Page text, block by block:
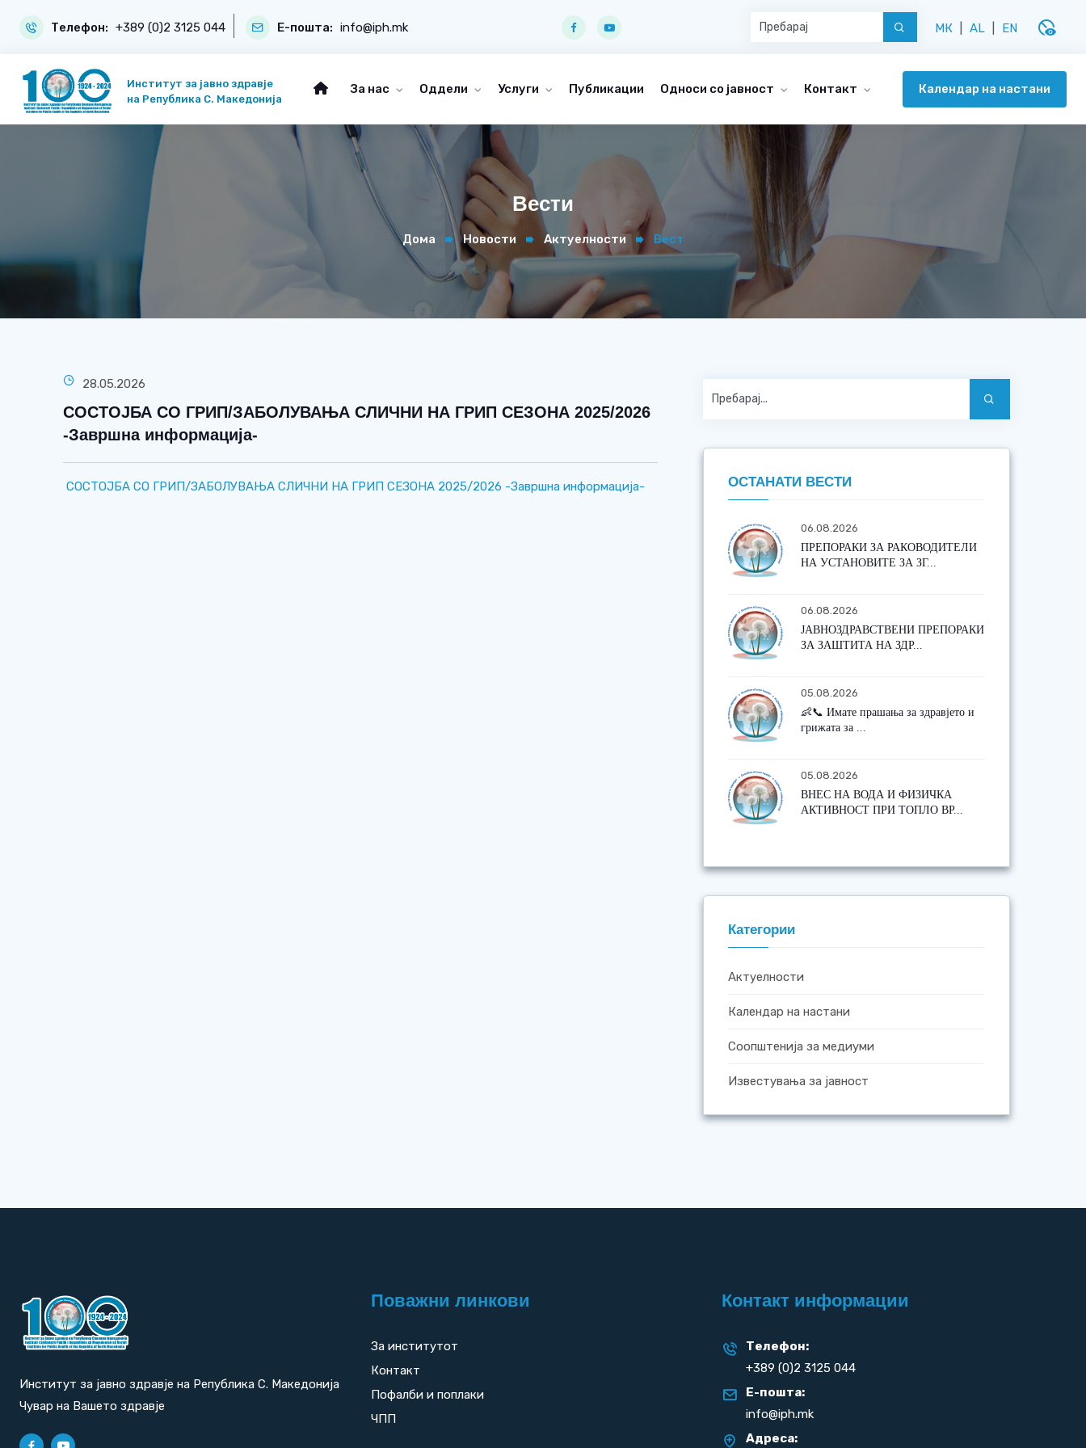
Телефон: +389 (0)2 3125 044 Е-пошта: info@iph.mk МК AL EN disabled_visible
Институт за јавно здравје
на Република С. Македонија
За нас Оддели Услуги Публикации Односи со јавност Контакт Календар на настани
Вести
Дома Новости Актуелности Вест
28.05.2026
СОСТОЈБА СО ГРИП/ЗАБОЛУВАЊА СЛИЧНИ НА ГРИП СЕЗОНА 2025/2026
-Завршна информација-
СОСТОЈБА СО ГРИП/ЗАБОЛУВАЊА СЛИЧНИ НА ГРИП СЕЗОНА 2025/2026 -Завршна информација- ОСТАНАТИ ВЕСТИ
06.08.2026
ПРЕПОРАКИ ЗА РАКОВОДИТЕЛИ
НА УСТАНОВИТЕ ЗА ЗГ...
06.08.2026
ЈАВНОЗДРАВСТВЕНИ ПРЕПОРАКИ
ЗА ЗАШТИТА НА ЗДР...
05.08.2026
👶📞 Имате прашања за здравјето и
грижата за ...
05.08.2026
ВНЕС НА ВОДА И ФИЗИЧКА
АКТИВНОСТ ПРИ ТОПЛО ВР...
Категории
Актуелности
Календар на настани
Соопштенија за медиуми
Известувања за јавност
Институт за јавно здравје на Република С. Македонија
Чувар на Вашето здравје
Поважни линкови
За институтот
Контакт
Пофалби и поплаки
ЧПП
Контакт информации
Телефон:
+389 (0)2 3125 044
Е-пошта:
info@iph.mk
Адреса: